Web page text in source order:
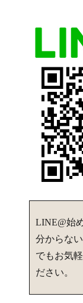
LINE@始
分からな
でもお気
ださい。